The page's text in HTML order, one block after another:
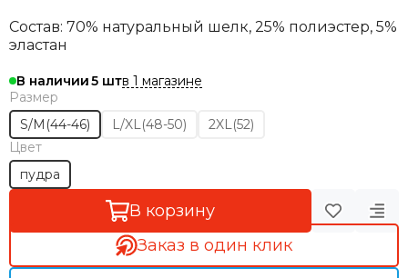
Состав: 70% натуральный шелк, 25% полиэстер, 5%
эластан
В наличии5
в 1 магазине
Размер
S/M(44-46)
L/XL(48-50)
2XL(52)
Цвет
пудра
В корзину
Заказ в один клик